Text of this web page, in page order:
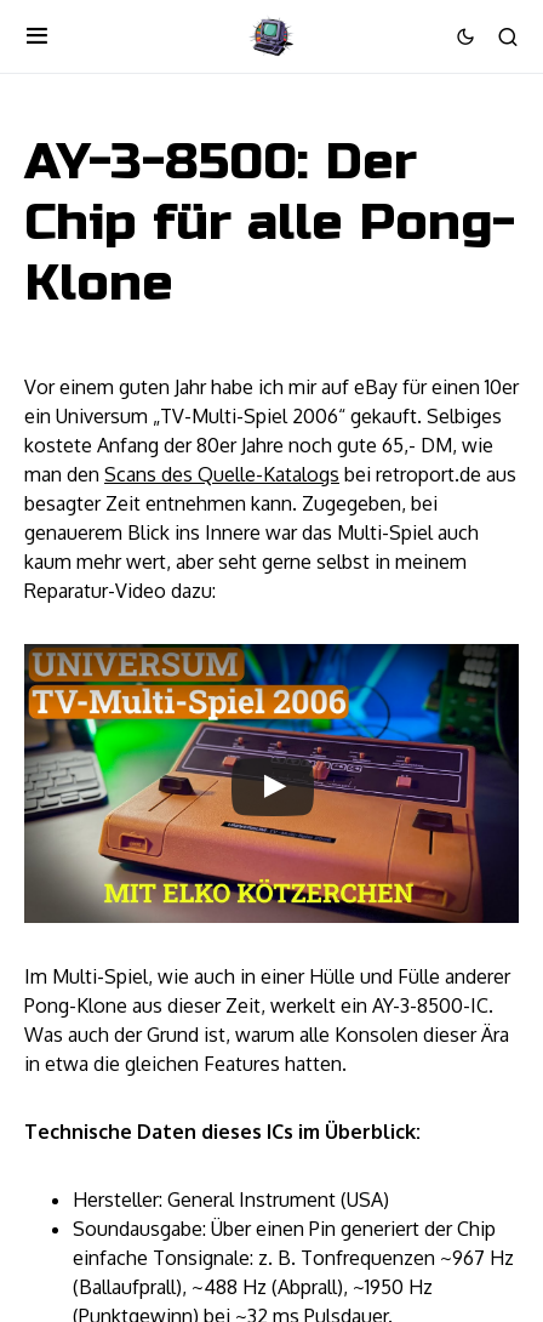
AY-3-8500: Der
Chip für alle Pong-
Klone
Vor einem guten Jahr habe ich mir auf eBay für einen 10er
ein Universum „TV-Multi-Spiel 2006“ gekauft. Selbiges
kostete Anfang der 80er Jahre noch gute 65,- DM, wie
man den Scans des Quelle-Katalogs bei retroport.de aus
besagter Zeit entnehmen kann. Zugegeben, bei
genauerem Blick ins Innere war das Multi-Spiel auch
kaum mehr wert, aber seht gerne selbst in meinem
Reparatur-Video dazu:
Im Multi-Spiel, wie auch in einer Hülle und Fülle anderer
Pong-Klone aus dieser Zeit, werkelt ein AY-3-8500-IC.
Was auch der Grund ist, warum alle Konsolen dieser Ära
in etwa die gleichen Features hatten.
Technische Daten dieses ICs im Überblick:
Hersteller: General Instrument (USA)
Soundausgabe: Über einen Pin generiert der Chip
einfache Tonsignale: z. B. Tonfrequenzen ~967 Hz
(Ballaufprall), ~488 Hz (Abprall), ~1950 Hz
(Punktgewinn) bei ~32 ms Pulsdauer.